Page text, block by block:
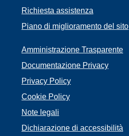
Richiesta assistenza
Piano di miglioramento del sito
Amministrazione Trasparente
Documentazione Privacy
Privacy Policy
Cookie Policy
Note legali
Dichiarazione di accessibilità